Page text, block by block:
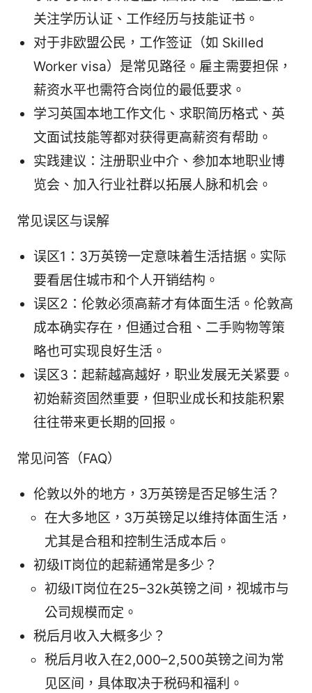
关注学历认证、工作经历与技能证书。
对于非欧盟公民，工作签证（如 Skilled
Worker visa）是常见路径。雇主需要担保，
薪资水平也需符合岗位的最低要求。
学习英国本地工作文化、求职简历格式、英
文面试技能等都对获得更高薪资有帮助。
实践建议：注册职业中介、参加本地职业博
览会、加入行业社群以拓展人脉和机会。
常见误区与误解
误区1：3万英镑一定意味着生活拮据。实际
要看居住城市和个人开销结构。
误区2：伦敦必须高薪才有体面生活。伦敦高
成本确实存在，但通过合租、二手购物等策
略也可实现良好生活。
误区3：起薪越高越好，职业发展无关紧要。
初始薪资固然重要，但职业成长和技能积累
往往带来更长期的回报。
常见问答（FAQ）
伦敦以外的地方，3万英镑是否足够生活？
在大多地区，3万英镑足以维持体面生活，
尤其是合租和控制生活成本后。
初级IT岗位的起薪通常是多少？
初级IT岗位在25–32k英镑之间，视城市与
公司规模而定。
税后月收入大概多少？
税后月收入在2,000–2,500英镑之间为常
见区间，具体取决于税码和福利。